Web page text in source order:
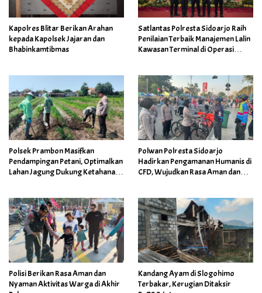
Kapolres Blitar Berikan Arahan
kepada Kapolsek Jajaran dan
Bhabinkamtibmas
Satlantas Polresta Sidoarjo Raih
Penilaian Terbaik Manajemen Lalin
Kawasan Terminal di Operasi
Polsek Prambon Masifkan
Pendampingan Petani, Optimalkan
Lahan Jagung Dukung Ketahanan
Polwan Polresta Sidoarjo
Hadirkan Pengamanan Humanis di
CFD, Wujudkan Rasa Aman dan
Polisi Berikan Rasa Aman dan
Nyaman Aktivitas Warga di Akhir
Kandang Ayam di Slogohimo
Terbakar, Kerugian Ditaksir